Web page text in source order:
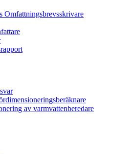
Omfattningsbrevsskrivare
av varmvattenberedare